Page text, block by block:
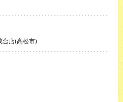
合店(高松市)